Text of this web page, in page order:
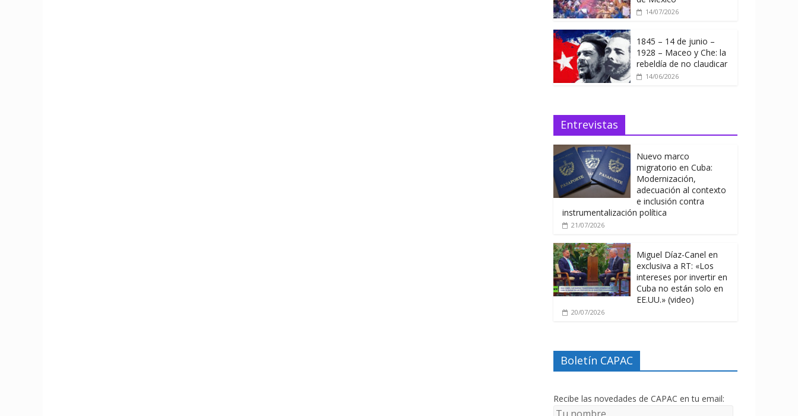
14/07/2026
1845 – 14 de junio –
1928 – Maceo y Che: la
rebeldía de no claudicar
14/06/2026
Entrevistas
Nuevo marco
migratorio en Cuba:
Modernización,
adecuación al contexto
e inclusión contra
instrumentalización política
21/07/2026
Miguel Díaz-Canel en
exclusiva a RT: «Los
intereses por invertir en
Cuba no están solo en
EE.UU.» (video)
20/07/2026
Boletín CAPAC
Recibe las novedades de CAPAC en tu email: